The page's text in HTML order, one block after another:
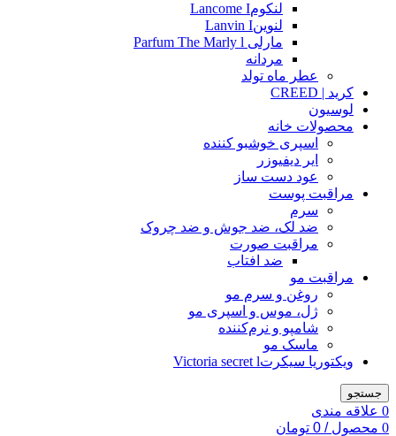
لنکومLancome I
لنوینLanvin I
مارلی Parfum The Marly l
مردانه
عطر ماه تولد
کرید | CREED
لوسیون
محصولات خانه
اسپری خوشبو کننده
ایر دیفیوزر
عود دست ساز
مراقبت پوست
سرم
ضد لک، ضد جوش و ضد چروک
مراقبت صورت
ضد افتاب
مراقبت مو
روغن و سرم مو
ژل، موس و اسپری مو
شامپو و نرم‌کننده
ماسک مو
ویکتوریا سیکرتVictoria secret l
جستجو
0 علاقه مندی
0 محصول /
0 تومان